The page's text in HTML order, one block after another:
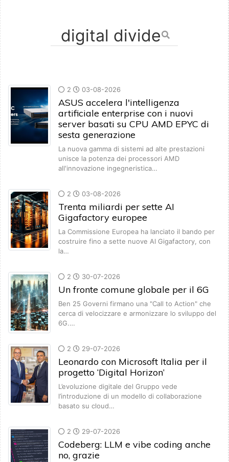
2 03-08-2026
ASUS accelera l'intelligenza
artificiale enterprise con i nuovi
server basati su CPU AMD EPYC di
sesta generazione
La nuova gamma di sistemi ad alte prestazioni
unisce la potenza dei processori AMD
all'innovazione ingegneristica…
2 03-08-2026
Trenta miliardi per sette AI
Gigafactory europee
La Commissione Europea ha lanciato il bando per
costruire fino a sette nuove AI Gigafactory, con
la…
2 30-07-2026
Un fronte comune globale per il 6G
Ben 25 Governi firmano una "Call to Action" che
cerca di velocizzare e armonizzare lo sviluppo del
6G.…
2 29-07-2026
Leonardo con Microsoft Italia per il
progetto ‘Digital Horizon’
L’evoluzione digitale del Gruppo vede
l’introduzione di un modello di collaborazione
basato su cloud…
2 29-07-2026
Codeberg: LLM e vibe coding anche
no, grazie